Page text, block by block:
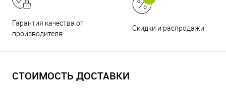
Гарантия качества от
производителя
Скидки и распродажи
СТОИМОСТЬ ДОСТАВКИ